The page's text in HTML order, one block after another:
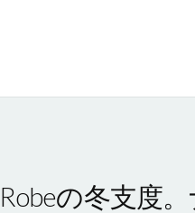
の冬支度